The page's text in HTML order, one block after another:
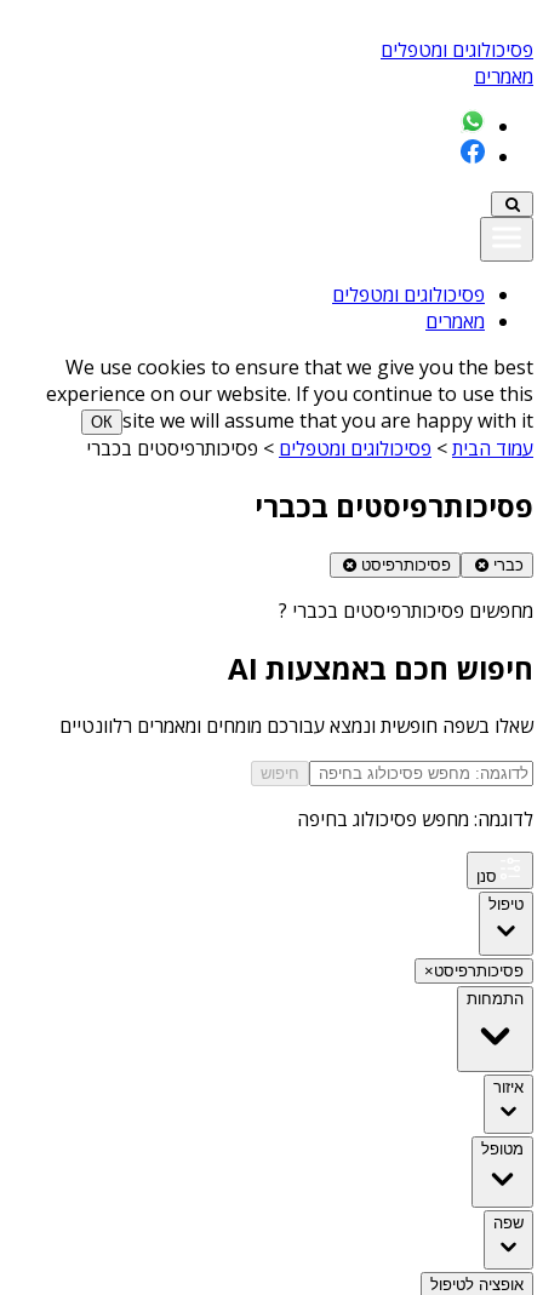
פסיכולוגים ומטפלים
מאמרים
פסיכולוגים ומטפלים
מאמרים
We use cookies to ensure that we give you the best
experience on our website. If you continue to use this
site we will assume that you are happy with it
ОК
עמוד הבית> פסיכולוגים ומטפלים > פסיכותרפיסטים בכברי
פסיכותרפיסטים בכברי
כברי פסיכותרפיסט
מחפשים פסיכותרפיסטים בכברי ?
חיפוש חכם באמצעות AI
שאלו בשפה חופשית ונמצא עבורכם מומחים ומאמרים רלוונטיים
חיפוש
לדוגמה: מחפש פסיכולוג בחיפה
סנן
טיפול
פסיכותרפיסט×
התמחות
איזור
מטופל
שפה
אופציה לטיפול